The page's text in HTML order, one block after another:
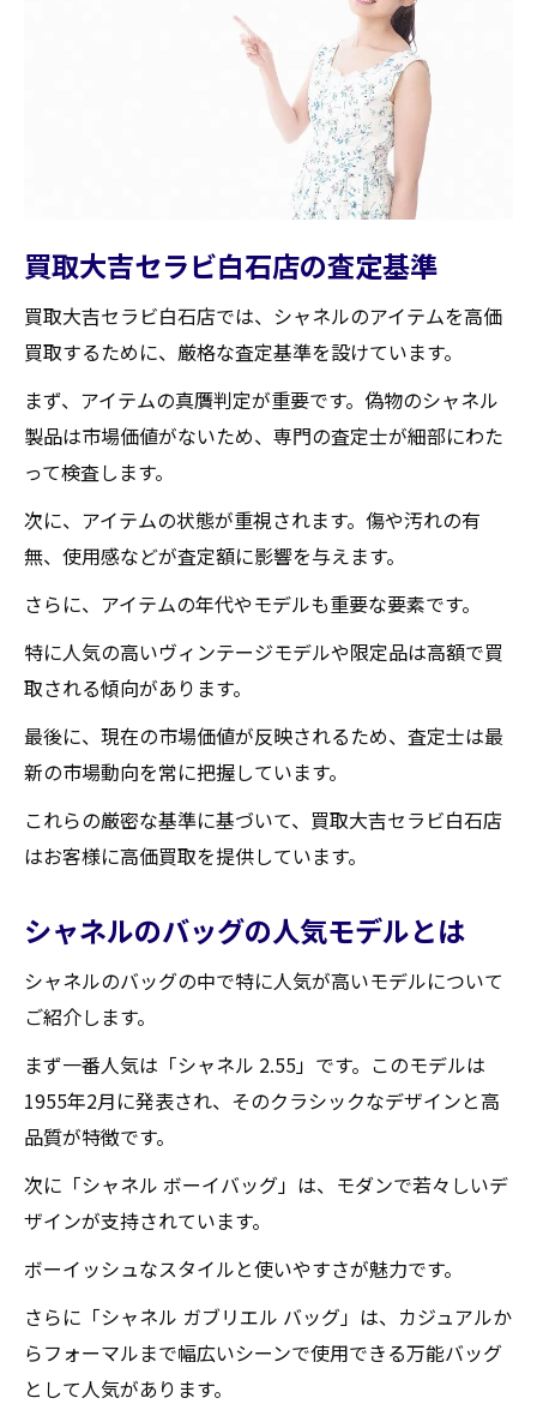
買取大吉セラビ白石店の査定基準
買取大吉セラビ白石店では、シャネルのアイテムを高価
買取するために、厳格な査定基準を設けています。
まず、アイテムの真贋判定が重要です。偽物のシャネル
製品は市場価値がないため、専門の査定士が細部にわた
って検査します。
次に、アイテムの状態が重視されます。傷や汚れの有
無、使用感などが査定額に影響を与えます。
さらに、アイテムの年代やモデルも重要な要素です。
特に人気の高いヴィンテージモデルや限定品は高額で買
取される傾向があります。
最後に、現在の市場価値が反映されるため、査定士は最
新の市場動向を常に把握しています。
これらの厳密な基準に基づいて、買取大吉セラビ白石店
はお客様に高価買取を提供しています。
シャネルのバッグの人気モデルとは
シャネルのバッグの中で特に人気が高いモデルについて
ご紹介します。
まず一番人気は「シャネル 2.55」です。このモデルは
1955年2月に発表され、そのクラシックなデザインと高
品質が特徴です。
次に「シャネル ボーイバッグ」は、モダンで若々しいデ
ザインが支持されています。
ボーイッシュなスタイルと使いやすさが魅力です。
さらに「シャネル ガブリエル バッグ」は、カジュアルか
らフォーマルまで幅広いシーンで使用できる万能バッグ
として人気があります。